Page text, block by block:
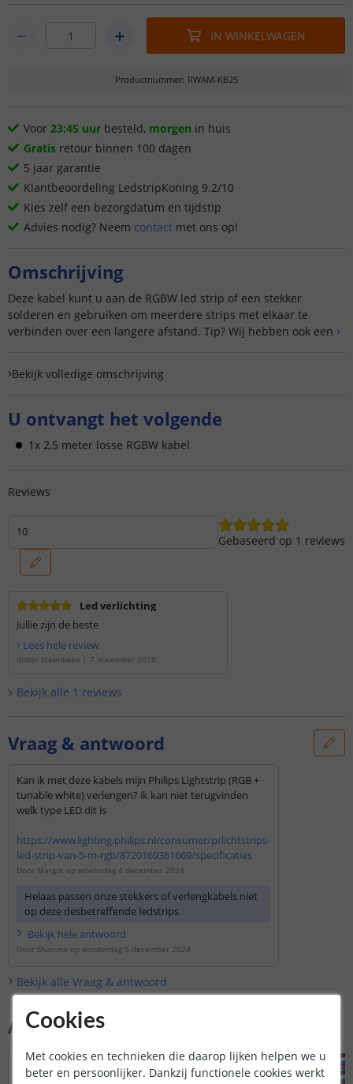
IN WINKELWAGEN
Productnummer: RWAM-KB25
Voor 23:45 uur besteld, morgen in huis
Gratis retour binnen 100 dagen
5 jaar garantie
Klantbeoordeling LedstripKoning 9.2/10
Kies zelf een bezorgdatum en tijdstip
Advies nodig? Neem contact met ons op!
Omschrijving
Deze kabel kunt u aan de RGBW led strip of een stekker
solderen en gebruiken om meerdere strips met elkaar te
verbinden over een langere afstand. Tip? Wij hebben ook een
Bekijk volledige omschrijving
U ontvangt het volgende
1x 2,5 meter losse RGBW kabel
Aanvullende producten
Reviews
10
Gebaseerd op 1 reviews
Led verlichting
Jullie zijn de beste
Lees hele review
didier steenbeke | 7 november 2018
Bekijk alle 1 reviews
Vraag & antwoord
Kan ik met deze kabels mijn Philips Lightstrip (RGB +
tunable white) verlengen? ik kan niet terugvinden
welk type LED dit is
https://www.lighting.philips.nl/consumer/p/lichtstrips-
led-strip-van-5-m-rgb/8720169361669/specificaties
Door Margot op woensdag 4 december 2024
Helaas passen onze stekkers of verlengkabels niet
op deze desbetreffende ledstrips.
Bekijk hele antwoord
Door Sharona op donderdag 5 december 2024
Bekijk alle Vraag & antwoord
Cookies
Met cookies en technieken die daarop lijken helpen we u
beter en persoonlijker. Dankzij functionele cookies werkt